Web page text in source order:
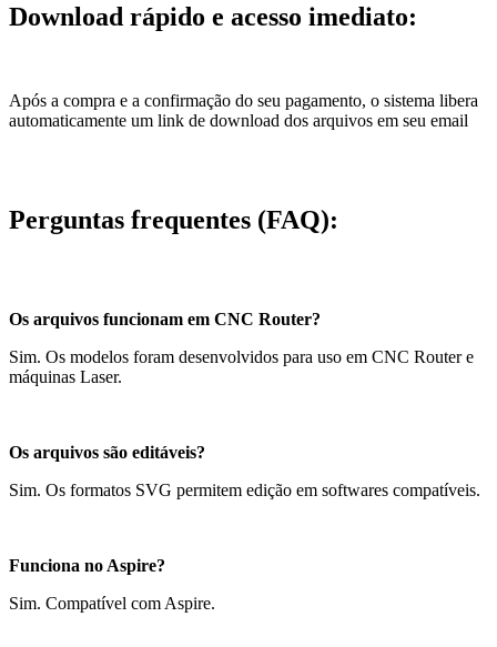
Download rápido e acesso imediato:
Após a compra e a confirmação do seu pagamento, o sistema libera
automaticamente um link de download dos arquivos em seu email
Perguntas frequentes (FAQ):
Os arquivos funcionam em CNC Router?
Sim. Os modelos foram desenvolvidos para uso em CNC Router e
máquinas Laser.
Os arquivos são editáveis?
Sim. Os formatos SVG permitem edição em softwares compatíveis.
Funciona no Aspire?
Sim. Compatível com Aspire.